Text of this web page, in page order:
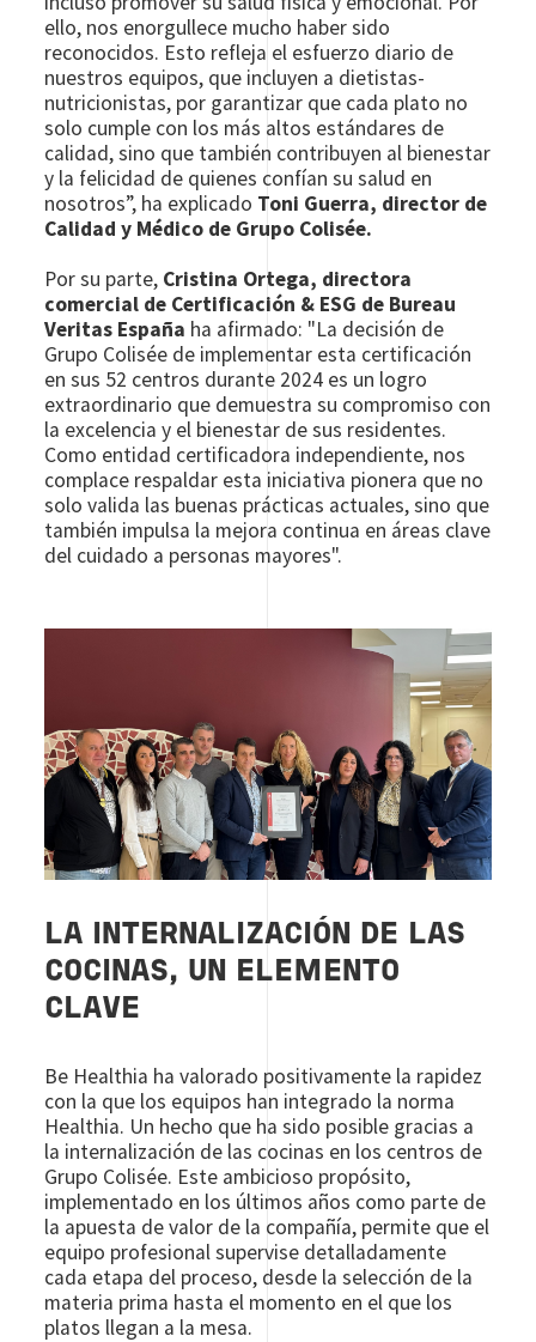
ello, nos enorgullece mucho haber sido
reconocidos. Esto refleja el esfuerzo diario de
nuestros equipos, que incluyen a dietistas-
nutricionistas, por garantizar que cada plato no
solo cumple con los más altos estándares de
calidad, sino que también contribuyen al bienestar
y la felicidad de quienes confían su salud en
nosotros”, ha explicado Toni Guerra, director de
Calidad y Médico de Grupo Colisée.
Por su parte, Cristina Ortega, directora
comercial de Certificación & ESG de Bureau
Veritas España ha afirmado: "La decisión de
Grupo Colisée de implementar esta certificación
en sus 52 centros durante 2024 es un logro
extraordinario que demuestra su compromiso con
la excelencia y el bienestar de sus residentes.
Como entidad certificadora independiente, nos
complace respaldar esta iniciativa pionera que no
solo valida las buenas prácticas actuales, sino que
también impulsa la mejora continua en áreas clave
del cuidado a personas mayores".
LA INTERNALIZACIÓN DE LAS
COCINAS, UN ELEMENTO
CLAVE
Be Healthia ha valorado positivamente la rapidez
con la que los equipos han integrado la norma
Healthia. Un hecho que ha sido posible gracias a
la internalización de las cocinas en los centros de
Grupo Colisée. Este ambicioso propósito,
implementado en los últimos años como parte de
la apuesta de valor de la compañía, permite que el
equipo profesional supervise detalladamente
cada etapa del proceso, desde la selección de la
materia prima hasta el momento en el que los
platos llegan a la mesa.